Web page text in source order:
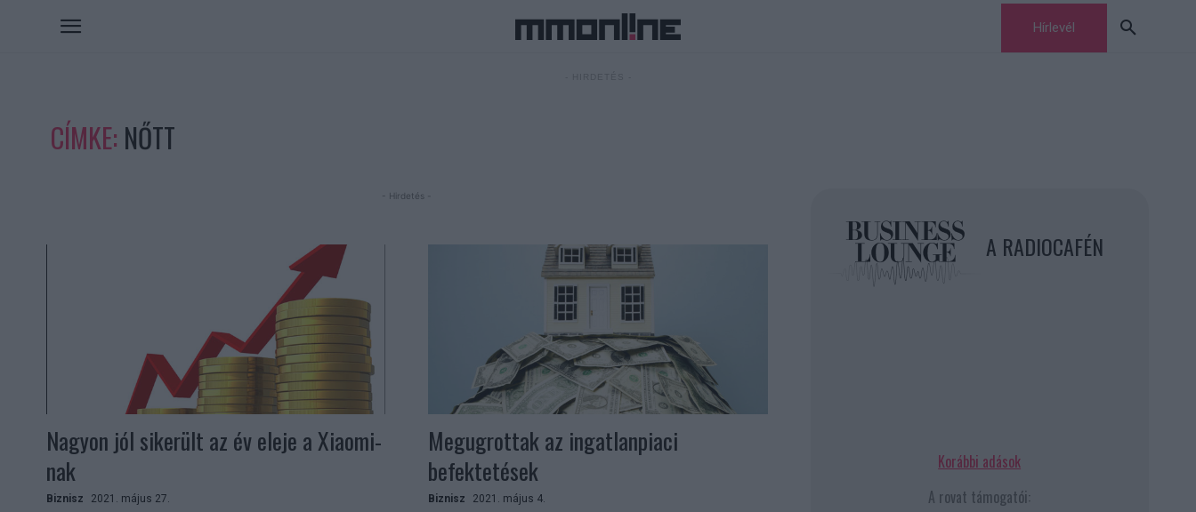
Hírlevél
CÍMKE: NŐTT
- Hirdetés -
Nagyon jól sikerült az év eleje a Xiaomi-
nak
Biznisz 2021. május 27.
Megugrottak az ingatlanpiaci
befektetések
Biznisz 2021. május 4.
A RADIOCAFÉN
Korábbi adások
A rovat támogatói: